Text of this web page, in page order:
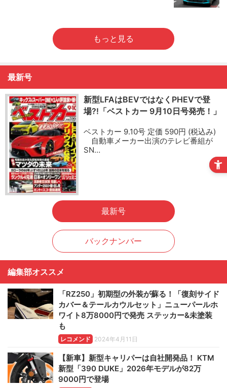
もっと見る
最新号
新型LFAはBEVではなくPHEVで登
場?!「ベストカー 9月10日号発売！」
ベストカー 9.10号 定価 590円 (税込み)
自動車メーカー出演のテレビ番組が
SN…
最新号
バックナンバー
編集部オススメ
「RZ250」初期型の外装が蘇る！「復刻サイド
カバー＆テールカウルセット」ニューパールホ
ワイト8万8000円で発売 ステッカー&未塗装
も
レコメンド 2024年4月11日
【新車】新型キャリパーは自社開発品！ KTM
新型「390 DUKE」2026年モデルが82万
9000円で登場